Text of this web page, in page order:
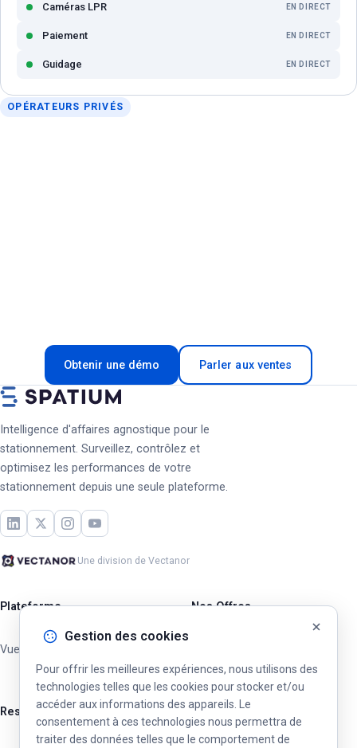
Caméras LPR EN DIRECT
Paiement EN DIRECT
Guidage EN DIRECT
OPÉRATEURS PRIVÉS
Obtenir une démo Parler aux ventes
Intelligence d'affaires agnostique pour le
stationnement. Surveillez, contrôlez et
optimisez les performances de votre
stationnement depuis une seule plateforme.
Une division de Vectanor
Plateforme
Vue d'ensemble
Nos Offres
Villes & Municipalités
Ressources
Gestion des cookies
Pour offrir les meilleures expériences, nous utilisons des
technologies telles que les cookies pour stocker et/ou
accéder aux informations des appareils. Le
consentement à ces technologies nous permettra de
traiter des données telles que le comportement de